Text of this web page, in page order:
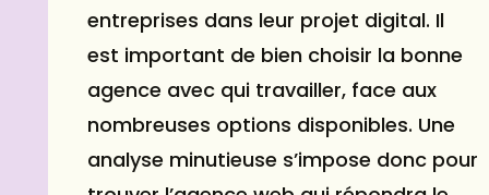
entreprises dans leur projet digital. Il
est important de bien choisir la bonne
agence avec qui travailler, face aux
nombreuses options disponibles. Une
analyse minutieuse s’impose donc pour